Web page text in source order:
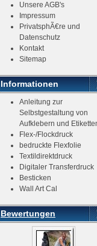
Unsere AGB's
Impressum
PrivatsphÃ€re und
Datenschutz
Kontakt
Sitemap
Informationen
Anleitung zur
Selbstgestaltung von
Aufklebern und
Flex-/Flockdruck
bedruckte Flexfolie
Textildirektdruck
Digitaler Transferdruck
Besticken
Wall Art Cal
Bewertungen